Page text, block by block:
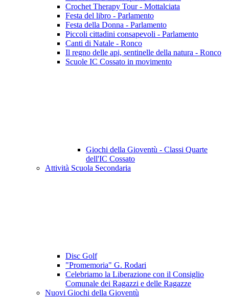
Crochet Therapy Tour - Mottalciata
Festa del libro - Parlamento
Festa della Donna - Parlamento
Piccoli cittadini consapevoli - Parlamento
Canti di Natale - Ronco
Il regno delle api, sentinelle della natura - Ronco
Scuole IC Cossato in movimento
Giochi della Gioventù - Classi Quarte
dell'IC Cossato
Attività Scuola Secondaria
Disc Golf
"Promemoria" G. Rodari
Celebriamo la Liberazione con il Consiglio
Comunale dei Ragazzi e delle Ragazze
Nuovi Giochi della Gioventù